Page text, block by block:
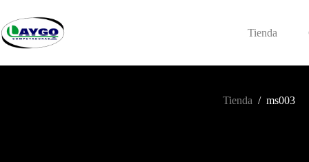
contenido
Tienda
Tienda / ms003